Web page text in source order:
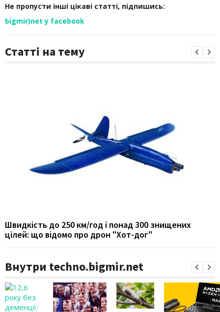
Не пропусти інші цікаві статті, підпишись:
bigmir)net у facebook
Статті на тему
Швидкість до 250 км/год і понад 300 знищених
цілей: що відомо про дрон "Хот-дог"
Внутри techno.bigmir.net